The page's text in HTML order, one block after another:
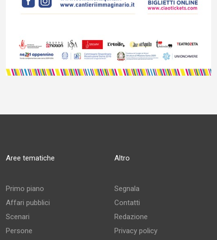
Aree tematiche
Primo piano
Affari pubblici
Scenari
Persone
Altro
Segnala
Contatti
Redazione
Privacy policy